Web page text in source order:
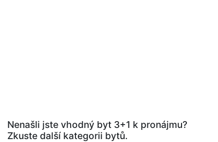
Nenašli jste vhodný byt 3+1 k pronájmu?
Zkuste další kategorii bytů.